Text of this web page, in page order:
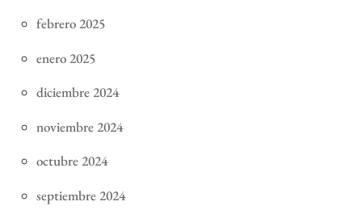
febrero 2025
enero 2025
diciembre 2024
noviembre 2024
octubre 2024
septiembre 2024